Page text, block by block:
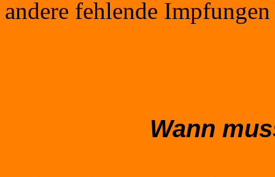
andere fehlende
Wann